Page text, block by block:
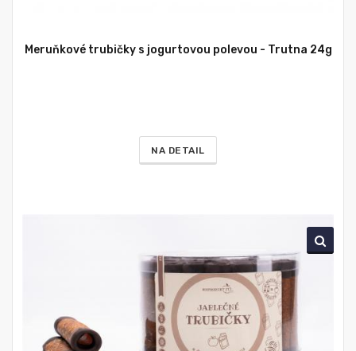
Meruňkové trubičky s jogurtovou polevou - Trutna 24g
NA DETAIL